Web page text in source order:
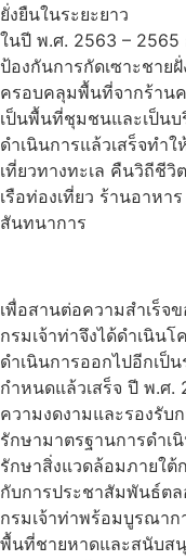
ยั่งยืนในระยะยาว
ในปี พ.ศ. 2563 – 2565
ป้องกันการกัดเซาะชาย
ครอบคลุมพื้นที่จากร้านค
เป็นพื้นที่ชุมชนและเป็น
ดำเนินการแล้วเสร็จทำ
เที่ยวทางทะเล คืนวิถีชีวิ
เรือท่องเที่ยว ร้านอาห
สันทนาการ
เพื่อสานต่อความสำเร็จ
กรมเจ้าท่าจึงได้ดำเนิน
ดำเนินการออกไปอีกเป็
กำหนดแล้วเสร็จ ปี พ.ศ.
ความงดงามและรองรับ
รักษามาตรฐานการดำเ
รักษาสิ่งแวดล้อมภายใ
กับการประชาสัมพันธ์ตล
กรมเจ้าท่าพร้อมบูรณา
พื้นที่ชายหาดและสนับสนุ